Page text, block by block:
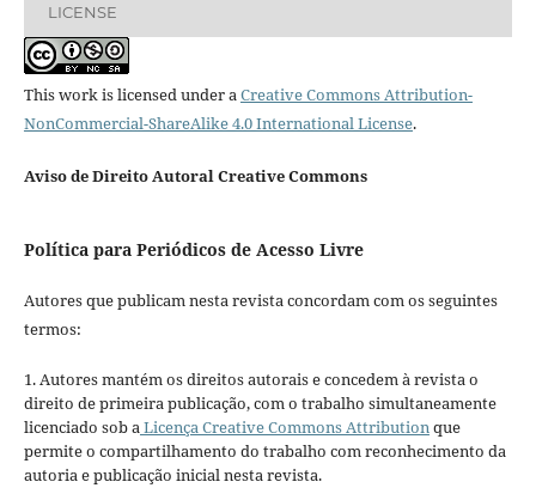
LICENSE
This work is licensed under aCreative Commons Attribution-
NonCommercial-ShareAlike 4.0 International License.
Aviso de Direito Autoral Creative Commons
Política para Periódicos de Acesso Livre
Autores que publicam nesta revista concordam com os seguintes
termos:
1. Autores mantém os direitos autorais e concedem à revista o
direito de primeira publicação, com o trabalho simultaneamente
licenciado sob aLicença Creative Commons Attributionque
permite o compartilhamento do trabalho com reconhecimento da
autoria e publicação inicial nesta revista.